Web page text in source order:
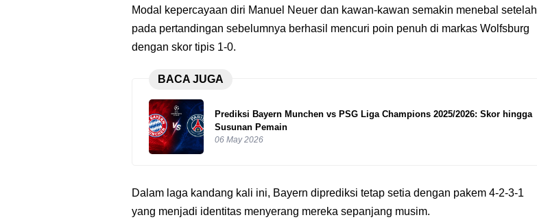
Modal kepercayaan diri Manuel Neuer dan kawan-kawan semakin menebal setelah
pada pertandingan sebelumnya berhasil mencuri poin penuh di markas Wolfsburg
dengan skor tipis 1-0.
BACA JUGA
Prediksi Bayern Munchen vs PSG Liga Champions 2025/2026: Skor hingga
Susunan Pemain
06 May 2026
Dalam laga kandang kali ini, Bayern diprediksi tetap setia dengan pakem 4-2-3-1
yang menjadi identitas menyerang mereka sepanjang musim.